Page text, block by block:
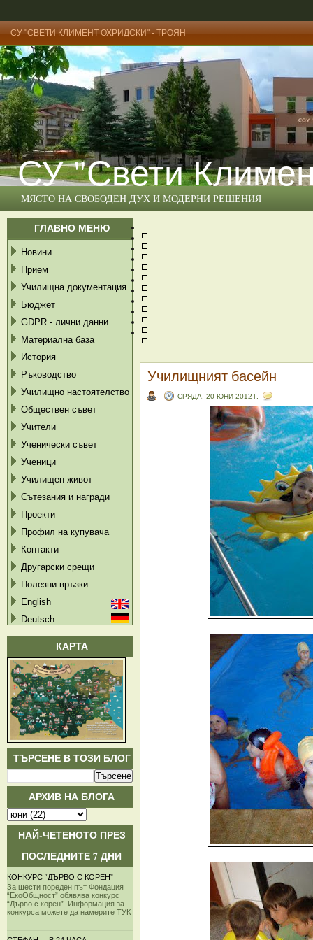
СУ "СВЕТИ КЛИМЕНТ ОХРИДСКИ" - ТРОЯН
СУ "Свети
МЯСТО НА СВОБОДЕН ДУХ И МОДЕРНИ РЕШЕНИЯ
ГЛАВНО МЕНЮ
Новини
Прием
Училищна документация
Бюджет
GDPR - лични данни
Материална база
История
Ръководство
Училищно настоятелство
Обществен съвет
Учители
Ученически съвет
Ученици
Училищен живот
Сътезания и награди
Проекти
Профил на купувача
Контакти
Другарски срещи
Полезни връзки
English
Deutsch
КАРТА
ТЪРСЕНЕ В ТОЗИ БЛОГ
АРХИВ НА БЛОГА
НАЙ-ЧЕТЕНОТО ПРЕЗ
ПОСЛЕДНИТЕ 7 ДНИ
КОНКУРС “ДЪРВО С КОРЕН”
За шести пореден път Фондация
“ЕкоОбщност” обявява конкурс
“Дърво с корен”. Информация за
конкурса можете да намерите ТУК
Училищният басейн
СРЯДА, 20 ЮНИ 2012 Г.